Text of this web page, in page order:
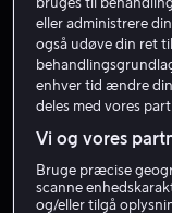
eller administrere
også udøve din ret
enhver tid ændre
deles med vores
Vi og vores
Bruge præcise
scanne
og/eller tilgå